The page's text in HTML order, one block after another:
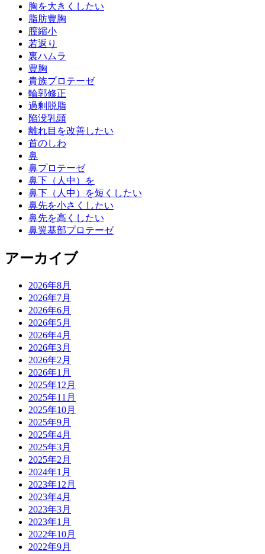
胸を大きくしたい
脂肪豊胸
膣縮小
若返り
裏ハムラ
豊胸
貴族プロテーゼ
輪郭修正
過剰脱脂
陥没乳頭
離れ目を改善したい
首のしわ
鼻
鼻プロテーゼ
鼻下（人中）を
鼻下（人中）を短くしたい
鼻先を小さくしたい
鼻先を高くしたい
鼻翼基部プロテーゼ
アーカイブ
2026年8月
2026年7月
2026年6月
2026年5月
2026年4月
2026年3月
2026年2月
2026年1月
2025年12月
2025年11月
2025年10月
2025年9月
2025年4月
2025年3月
2025年2月
2024年1月
2023年12月
2023年4月
2023年3月
2023年1月
2022年10月
2022年9月